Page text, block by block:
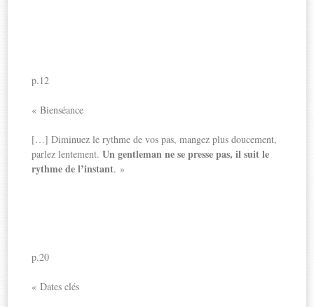
p.12
« Bienséance
[…] Diminuez le rythme de vos pas, mangez plus doucement,
parlez lentement.Un gentleman ne se presse pas, il suit le
rythme de l’instant. »
p.20
« Dates clés